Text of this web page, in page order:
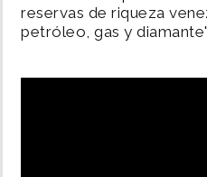
reservas de riqueza
petróleo, gas y